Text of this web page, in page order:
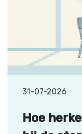
31-07-2026
Hoe